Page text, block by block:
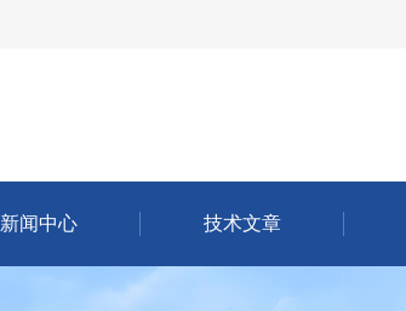
新闻中心 技术文章